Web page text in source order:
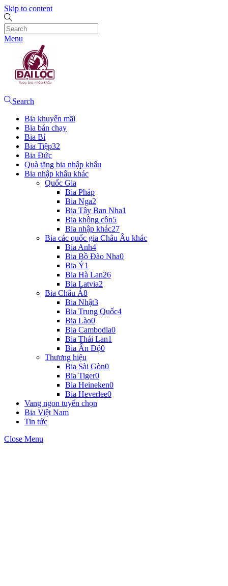
Skip to content
Menu
Search
Bia khuyến mãi
Bia bán chạy
Bia Bỉ
Bia Tiệp32
Bia Đức
Quà tặng bia nhập khẩu
Bia nhập khẩu khác
Quốc Gia
Bia Pháp
Bia Nga2
Bia Tây Ban Nha1
Bia không cồn5
Bia nhập khác27
Bia các quốc gia Châu Âu khác
Bia Anh4
Bia Bồ Đào Nha0
Bia Ý1
Bia Hà Lan26
Bia Latvia2
Bia Châu Á8
Bia Nhật3
Bia Trung Quốc4
Bia Lào0
Bia Cambodia0
Bia Thái Lan1
Bia Ấn Độ0
Thương hiệu
Bia Sài Gòn0
Bia Tiger0
Bia Heineken0
Bia Heverlee0
Vang ngon tuyển chọn
Bia Việt Nam
Tin tức
Close Menu